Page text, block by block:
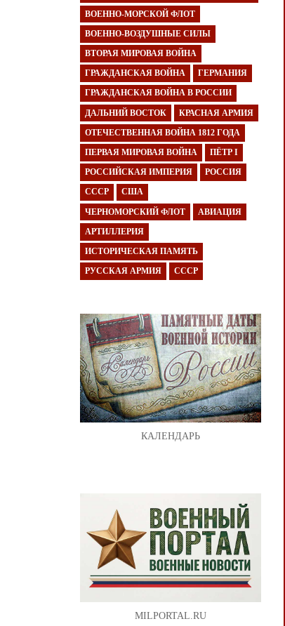
ВОЕННО-МОРСКОЙ ФЛОТ
ВОЕННО-ВОЗДУШНЫЕ СИЛЫ
ВТОРАЯ МИРОВАЯ ВОЙНА
ГРАЖДАНСКАЯ ВОЙНА ГЕРМАНИЯ
ГРАЖДАНСКАЯ ВОЙНА В РОССИИ
ДАЛЬНИЙ ВОСТОК КРАСНАЯ АРМИЯ
ОТЕЧЕСТВЕННАЯ ВОЙНА 1812 ГОДА
ПЕРВАЯ МИРОВАЯ ВОЙНА ПЁТР I
РОССИЙСКАЯ ИМПЕРИЯ РОССИЯ
СССР США
ЧЕРНОМОРСКИЙ ФЛОТ АВИАЦИЯ
АРТИЛЛЕРИЯ
ИСТОРИЧЕСКАЯ ПАМЯТЬ
РУССКАЯ АРМИЯ СССР
КАЛЕНДАРЬ
MILPORTAL.RU